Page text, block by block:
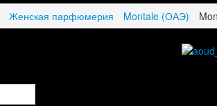
Женская парфюмерия Montale (ОАЭ)